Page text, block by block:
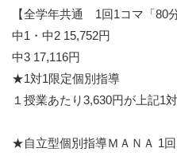
【全学年共通 1回1コマ「80
中1・中2 15,752円
中3 17,116円
★1対1限定個別指導
１授業あたり3,630円が上記1
★自立型個別指導ＭＡＮＡ 1